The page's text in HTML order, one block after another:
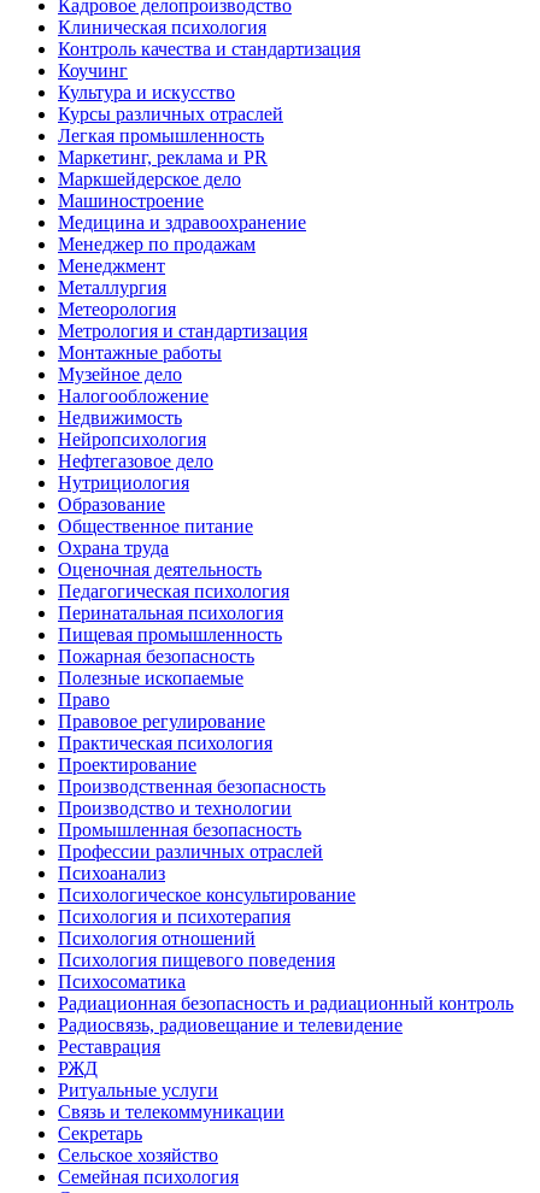
Кадровое делопроизводство
Клиническая психология
Контроль качества и стандартизация
Коучинг
Культура и искусство
Курсы различных отраслей
Легкая промышленность
Маркетинг, реклама и PR
Маркшейдерское дело
Машиностроение
Медицина и здравоохранение
Менеджер по продажам
Менеджмент
Металлургия
Метеорология
Метрология и стандартизация
Монтажные работы
Музейное дело
Налогообложение
Недвижимость
Нейропсихология
Нефтегазовое дело
Нутрициология
Образование
Общественное питание
Охрана труда
Оценочная деятельность
Педагогическая психология
Перинатальная психология
Пищевая промышленность
Пожарная безопасность
Полезные ископаемые
Право
Правовое регулирование
Практическая психология
Проектирование
Производственная безопасность
Производство и технологии
Промышленная безопасность
Профессии различных отраслей
Психоанализ
Психологическое консультирование
Психология и психотерапия
Психология отношений
Психология пищевого поведения
Психосоматика
Радиационная безопасность и радиационный контроль
Радиосвязь, радиовещание и телевидение
Реставрация
РЖД
Ритуальные услуги
Связь и телекоммуникации
Секретарь
Сельское хозяйство
Семейная психология